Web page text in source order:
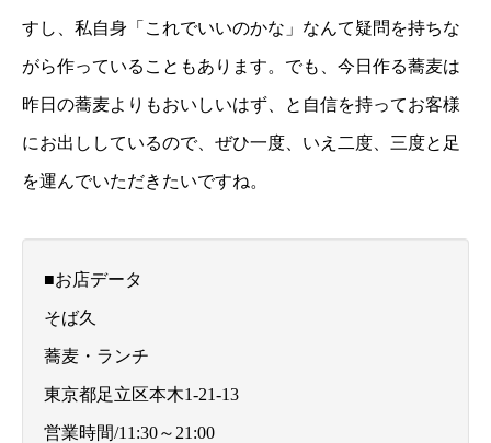
すし、私自身「これでいいのかな」なんて疑問を持ちな
がら作っていることもあります。でも、今日作る蕎麦は
昨日の蕎麦よりもおいしいはず、と自信を持ってお客様
にお出ししているので、ぜひ一度、いえ二度、三度と足
を運んでいただきたいですね。
■お店データ
そば久
蕎麦・ランチ
東京都足立区本木1-21-13
営業時間/11:30～21:00